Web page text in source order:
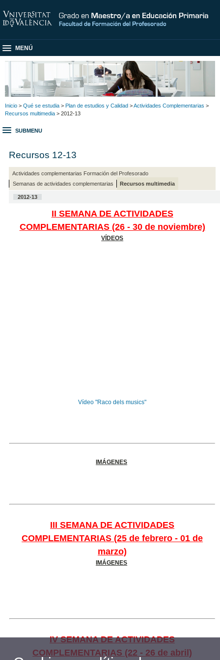
MENÚ
Inicio > Qué se estudia > Plan de estudios y Calidad >Actividades Complementarias >
Recursos multimedia > 2012-13
SUBMENU
Recursos 12-13
Actividades complementarias Formación del Profesorado
Semanas de actividades complementarias
Recursos multimedia
2012-13
II SEMANA DE ACTIVIDADES
COMPLEMENTARIAS (26 - 30 de noviembre)
VÍDEOS
Vídeo "Raco dels musics"
IMÁGENES
III SEMANA DE ACTIVIDADES
COMPLEMENTARIAS (25 de febrero - 01 de
marzo)
IMÁGENES
IV SEMANA DE ACTIVIDADES
COMPLEMENTARIAS (22 - 26 de abril)